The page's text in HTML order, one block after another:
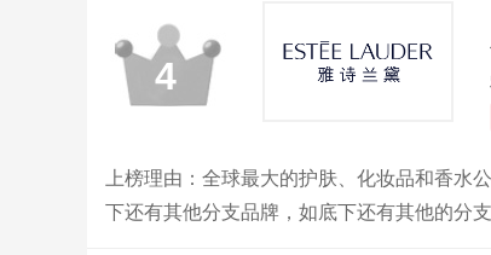
4
上榜理由：全球最大的护肤、化妆品和香
下还有其他分支品牌，如底下还有其他的分